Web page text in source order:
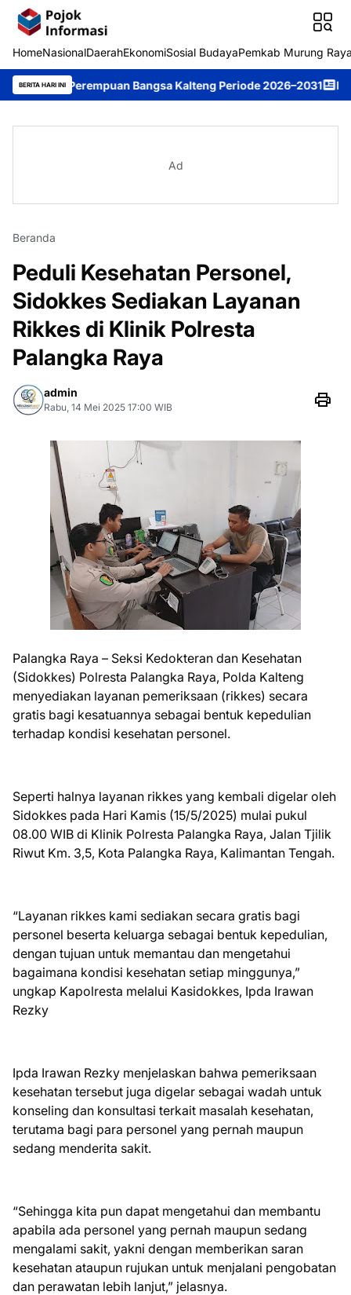
HomeNasionalDaerahEkonomiSosial BudayaPemkab Murung
BERITA HARI INI Bangsa Kalteng Periode 2026–2031 DPRD
Ad
Beranda
Peduli Kesehatan Personel,
Sidokkes Sediakan Layanan
Rikkes di Klinik Polresta
Palangka Raya
admin
Rabu, 14 Mei 2025 17:00 WIB
Palangka Raya – Seksi Kedokteran dan Kesehatan
(Sidokkes) Polresta Palangka Raya, Polda Kalteng
menyediakan layanan pemeriksaan (rikkes) secara
gratis bagi kesatuannya sebagai bentuk kepedulian
terhadap kondisi kesehatan personel.
Seperti halnya layanan rikkes yang kembali digelar oleh
Sidokkes pada Hari Kamis (15/5/2025) mulai pukul
08.00 WIB di Klinik Polresta Palangka Raya, Jalan Tjilik
Riwut Km. 3,5, Kota Palangka Raya, Kalimantan Tengah.
“Layanan rikkes kami sediakan secara gratis bagi
personel beserta keluarga sebagai bentuk kepedulian,
dengan tujuan untuk memantau dan mengetahui
bagaimana kondisi kesehatan setiap minggunya,”
ungkap Kapolresta melalui Kasidokkes, Ipda Irawan
Rezky
Ipda Irawan Rezky menjelaskan bahwa pemeriksaan
kesehatan tersebut juga digelar sebagai wadah untuk
konseling dan konsultasi terkait masalah kesehatan,
terutama bagi para personel yang pernah maupun
sedang menderita sakit.
“Sehingga kita pun dapat mengetahui dan membantu
apabila ada personel yang pernah maupun sedang
mengalami sakit, yakni dengan memberikan saran
kesehatan ataupun rujukan untuk menjalani pengobatan
dan perawatan lebih lanjut,” jelasnya.